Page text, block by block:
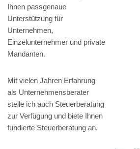
Ihnen passgenaue
Unterstützung für
Unternehmen,
Einzelunternehmer und private
Mandanten.
Mit vielen Jahren Erfahrung
als Unternehmensberater
stelle ich auch Steuerberatung
zur Verfügung und biete Ihnen
fundierte Steuerberatung an.